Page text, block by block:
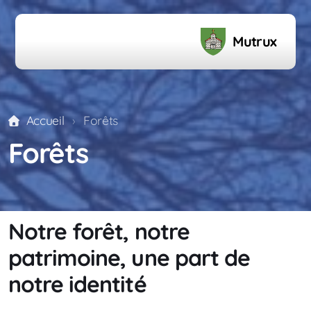
Mutrux
Accueil Forêts
Forêts
Notre forêt, notre
patrimoine, une part de
notre identité
Votations - Résultats
Votations - Calendrier
Extraits des délibérations du Conseil Général
Boîtes à livres
Municipalité